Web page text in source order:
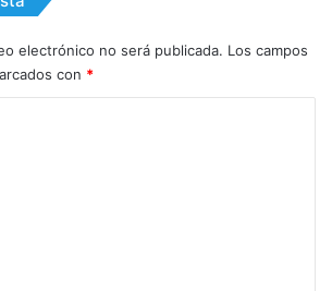
electrónico no será publicada. Los campos
con *